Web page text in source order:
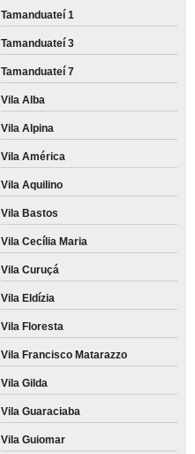
Tamanduateí 1
Tamanduateí 3
Tamanduateí 7
Vila Alba
Vila Alpina
Vila América
Vila Aquilino
Vila Bastos
Vila Cecília Maria
Vila Curuçá
Vila Eldízia
Vila Floresta
Vila Francisco Matarazzo
Vila Gilda
Vila Guaraciaba
Vila Guiomar